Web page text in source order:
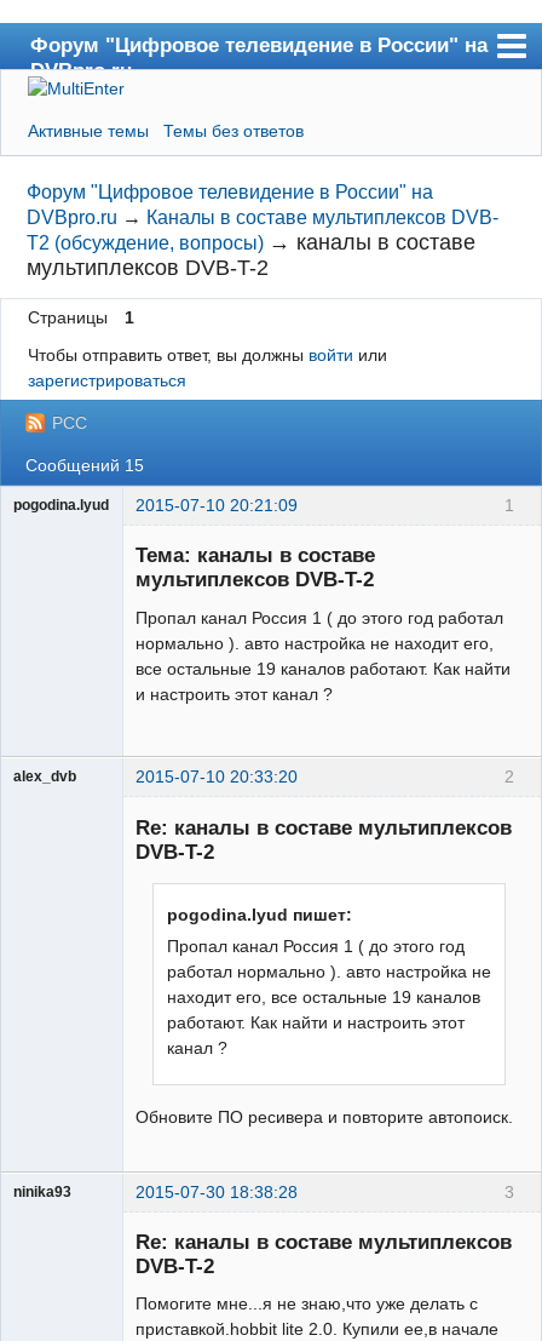
Форум "Цифровое телевидение в России" на
DVBpro.ru
Форум
Сайт DVBpro.ru
Поиск
Регистрация
Вход
Активные темы Темы без ответов
Форум "Цифровое телевидение в России" на
DVBpro.ru → Каналы в составе мультиплексов DVB-
T2 (обсуждение, вопросы) → каналы в составе
мультиплексов DVB-T-2
Страницы
1
Чтобы отправить ответ, вы должны войти или
зарегистрироваться
РСС
Сообщений 15
1
pogodina.lyud 2015-07-10 20:21:09
Тема: каналы в составе
мультиплексов DVB-T-2
Пропал канал Россия 1 ( до этого год работал
нормально ). авто настройка не находит его,
все остальные 19 каналов работают. Как найти
и настроить этот канал ?
2
alex_dvb 2015-07-10 20:33:20
Re: каналы в составе мультиплексов
DVB-T-2
pogodina.lyud пишет:
Пропал канал Россия 1 ( до этого год
работал нормально ). авто настройка не
находит его, все остальные 19 каналов
работают. Как найти и настроить этот
канал ?
Обновите ПО ресивера и повторите автопоиск.
3
ninika93 2015-07-30 18:38:28
Re: каналы в составе мультиплексов
DVB-T-2
Помогите мне...я не знаю,что уже делать с
приставкой.hobbit lite 2.0. Купили ее,в начале